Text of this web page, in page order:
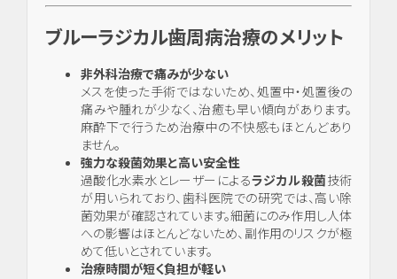
ブルーラジカル歯周病治療のメリット
非外科治療で痛みが少ない
メスを使った手術ではないため、処置中・処置後の
痛みや腫れが少なく、治癒も早い傾向があります。
麻酔下で行うため治療中の不快感もほとんどあり
ません。
強力な殺菌効果と高い安全性
過酸化水素水とレーザーによるラジカル殺菌技術
が用いられており、歯科医院での研究では、高い除
菌効果が確認されています。細菌にのみ作用し人体
への影響はほとんどないため、副作用のリスクが極
めて低いとされています。
治療時間が短く負担が軽い